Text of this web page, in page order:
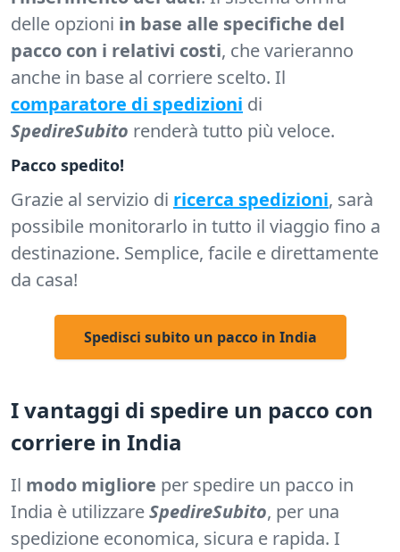
delle opzioni in base alle specifiche del
pacco con i relativi costi, che varieranno
anche in base al corriere scelto. Il
comparatore di spedizioni di
SpedireSubito renderà tutto più veloce.
Pacco spedito!
Grazie al servizio di ricerca spedizioni, sarà
possibile monitorarlo in tutto il viaggio fino a
destinazione. Semplice, facile e direttamente
da casa!
Spedisci subito un pacco in India
I vantaggi di spedire un pacco con
corriere in India
Il modo migliore per spedire un pacco in
India è utilizzareSpedireSubito, per una
spedizione economica, sicura e rapida. I